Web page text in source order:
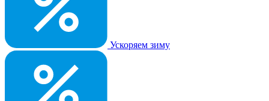
Ускоряем зиму